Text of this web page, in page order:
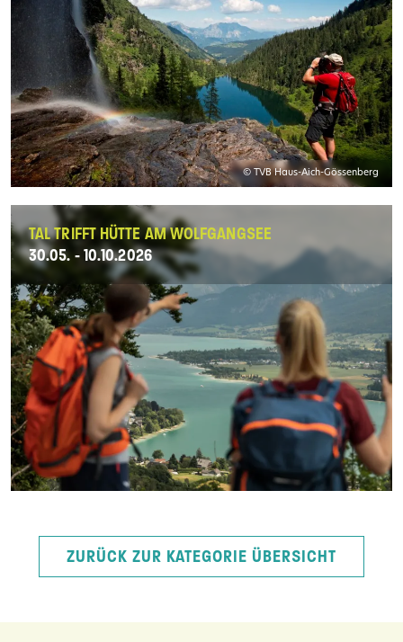
© TVB Haus-Aich-Gössenberg
TAL TRIFFT HÜTTE AM WOLFGANGSEE
30.05. - 10.10.2026
ZURÜCK ZUR KATEGORIE ÜBERSICHT